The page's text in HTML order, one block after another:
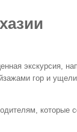
экскурсия,
гор и
которые